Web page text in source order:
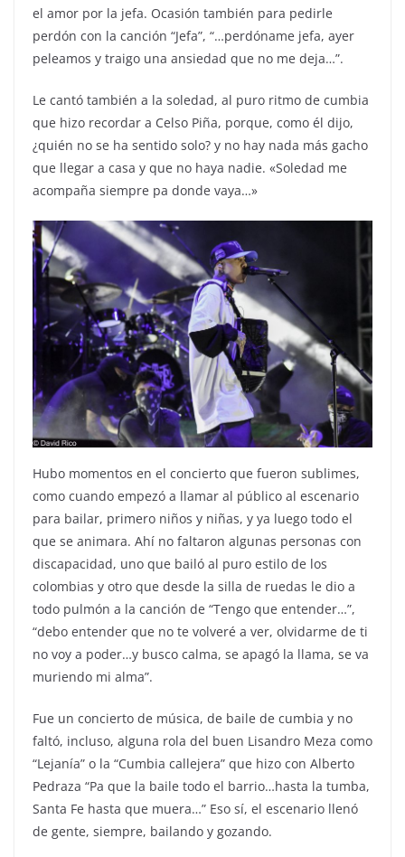
el amor por la jefa. Ocasión también para pedirle
perdón con la canción “Jefa”, “…perdóname jefa, ayer
peleamos y traigo una ansiedad que no me deja…”.
Le cantó también a la soledad, al puro ritmo de cumbia
que hizo recordar a Celso Piña, porque, como él dijo,
¿quién no se ha sentido solo? y no hay nada más gacho
que llegar a casa y que no haya nadie. «Soledad me
acompaña siempre pa donde vaya…»
Hubo momentos en el concierto que fueron sublimes,
como cuando empezó a llamar al público al escenario
para bailar, primero niños y niñas, y ya luego todo el
que se animara. Ahí no faltaron algunas personas con
discapacidad, uno que bailó al puro estilo de los
colombias y otro que desde la silla de ruedas le dio a
todo pulmón a la canción de “Tengo que entender…”,
“debo entender que no te volveré a ver, olvidarme de ti
no voy a poder…y busco calma, se apagó la llama, se va
muriendo mi alma”.
Fue un concierto de música, de baile de cumbia y no
faltó, incluso, alguna rola del buen Lisandro Meza como
“Lejanía” o la “Cumbia callejera” que hizo con Alberto
Pedraza “Pa que la baile todo el barrio…hasta la tumba,
Santa Fe hasta que muera…” Eso sí, el escenario llenó
de gente, siempre, bailando y gozando.